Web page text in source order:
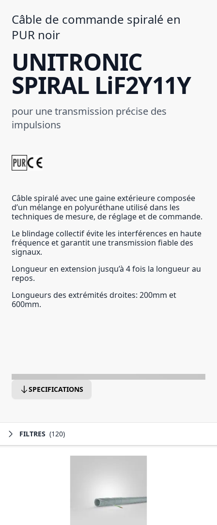
Câble de commande spiralé en
PUR noir
UNITRONIC
SPIRAL LiF2Y11Y
pour une transmission précise des
impulsions
Câble spiralé avec une gaine extérieure composée
d’un mélange en polyuréthane utilisé dans les
techniques de mesure, de réglage et de commande.
Le blindage collectif évite les interférences en haute
fréquence et garantit une transmission fiable des
signaux.
Longueur en extension jusqu’à 4 fois la longueur au
repos.
Longueurs des extrémités droites: 200mm et
600mm.
SPECIFICATIONS
FILTRES (120)